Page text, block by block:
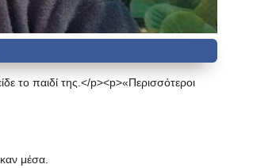
το παιδί της.</p><p>«Περισσότεροι
μέσα.